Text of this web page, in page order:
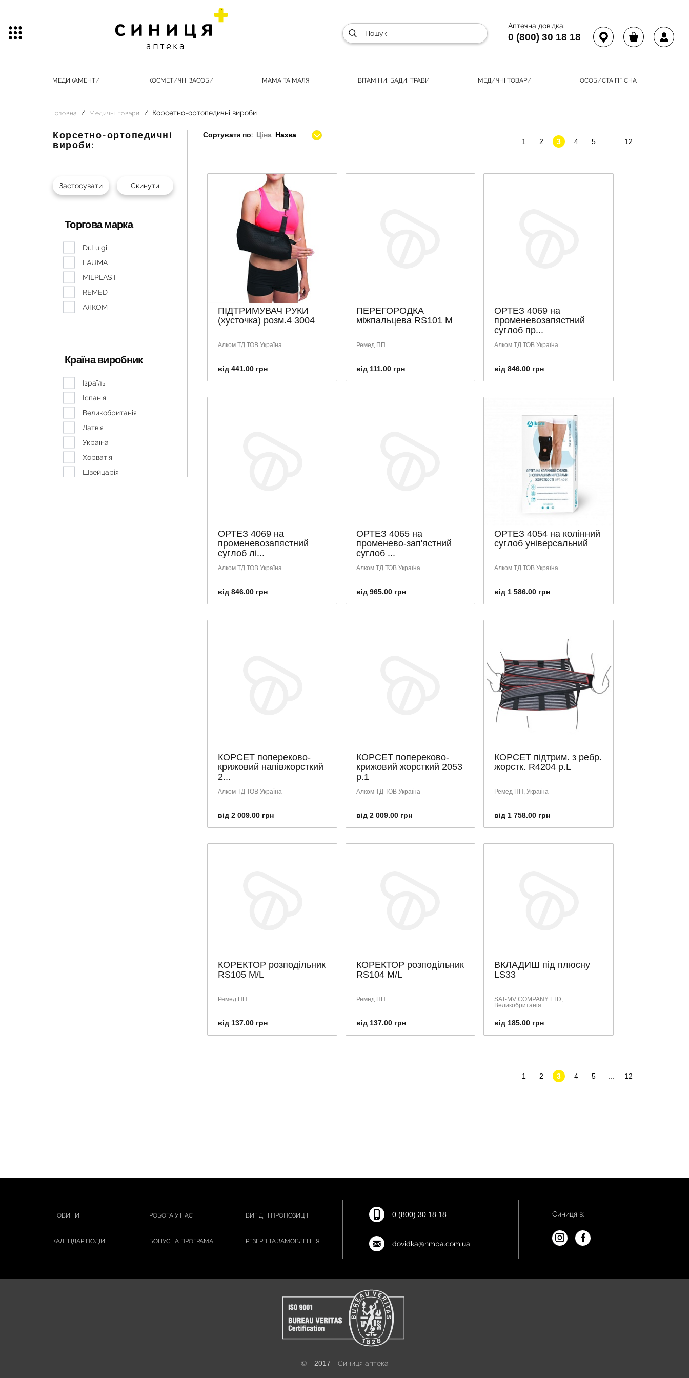
Аптечна довідка:
0 (800) 30 18 18
МЕДИКАМЕНТИ КОСМЕТИЧНІ ЗАСОБИ МАМА ТА МАЛЯ ВІТАМІНИ, БАДИ, ТРАВИ МЕДИЧНІ ТОВАРИ ОСОБИСТА ГІГІЄНА
Головна Медичні товари Корсетно-ортопедичні вироби
Корсетно-ортопедичні
вироби:
Торгова марка
Dr.Luigi
LAUMA
MILPLAST
REMED
АЛКОМ
Країна виробник
Ізраїль
Іспанія
Великобританія
Латвія
Україна
Хорватія
Швейцарія
Сортувати по: Ціна Назва
1
2 3 4 5 12
ПІДТРИМУВАЧ РУКИ
(хусточка) розм.4 3004
Алком ТД ТОВ Україна
від 441.00 грн
ПЕРЕГОРОДКА
міжпальцева RS101 М
Ремед ПП
від 111.00 грн
ОРТЕЗ 4069 на
променевозапястний
суглоб пр...
Алком ТД ТОВ Україна
від 846.00 грн
ОРТЕЗ 4069 на
променевозапястний
суглоб лі...
Алком ТД ТОВ Україна
від 846.00 грн
ОРТЕЗ 4065 на
променево-зап'ястний
суглоб ...
Алком ТД ТОВ Україна
від 965.00 грн
ОРТЕЗ 4054 на колінний
суглоб універсальний
Алком ТД ТОВ Україна
від 1 586.00 грн
КОРСЕТ попереково-
крижовий напівжорсткий
2...
Алком ТД ТОВ Україна
від 2 009.00 грн
КОРСЕТ попереково-
крижовий жорсткий 2053
р.1
Алком ТД ТОВ Україна
від 2 009.00 грн
КОРСЕТ підтрим. з ребр.
жорстк. R4204 р.L
Ремед ПП, Україна
від 1 758.00 грн
КОРЕКТОР розподільник
RS105 М/L
Ремед ПП
від 137.00 грн
КОРЕКТОР розподільник
RS104 М/L
Ремед ПП
від 137.00 грн
ВКЛАДИШ під плюсну
LS33
SAT-MV COMPANY LTD,
Великобританія
від 185.00 грн
1 2 3 4 5 12
НОВИНИ РОБОТА У НАС ВИГІДНІ ПРОПОЗИЦІЇ
КАЛЕНДАР ПОДІЙ БОНУСНА ПРОГРАМА РЕЗЕРВ ТА ЗАМОВЛЕННЯ
0 (800) 30 18 18
dovidka@hmpa.com.ua
Синиця в:
© 2017 Синиця аптека